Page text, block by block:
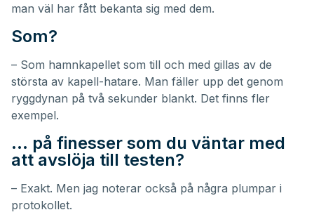
man väl har fått bekanta sig med dem.
Som?
– Som hamnkapellet som till och med gillas av de
största av kapell-hatare. Man fäller upp det genom
ryggdynan på två sekunder blankt. Det finns fler
exempel.
… på finesser som du väntar med
att avslöja till testen?
– Exakt. Men jag noterar också på några plumpar i
protokollet.